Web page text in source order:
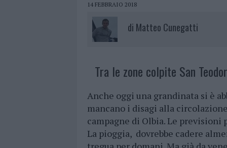
14 FEBBRAIO 2018
di Matteo Cunegatti
Tra le zone colpite San
Anche oggi una grandinata si è
mancano i disagi alla
campagne di Olbia. Le previsioni
La pioggia, dovrebbe cadere